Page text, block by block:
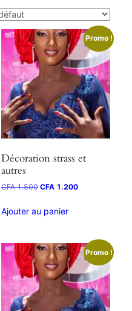
Promo !
Décoration strass et
autres
CFA1.500 CFA1.200
Ajouter au panier
Promo !